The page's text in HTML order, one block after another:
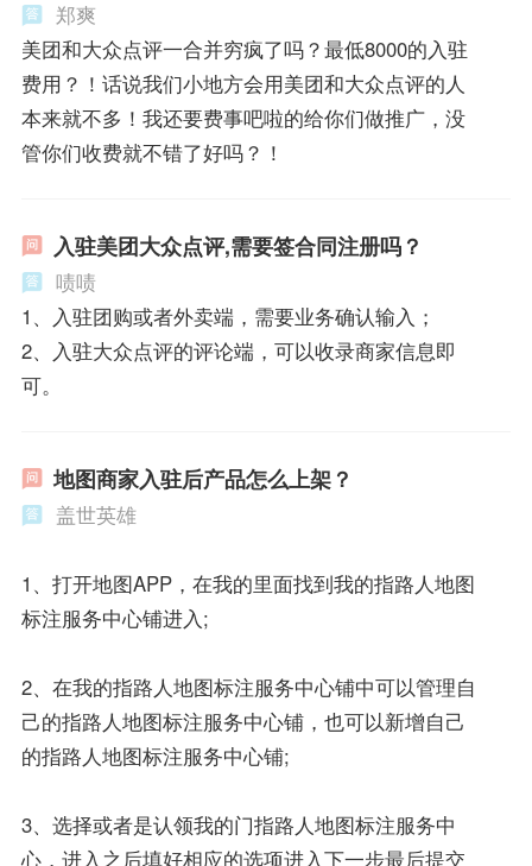
郑爽
美团和大众点评一合并穷疯了吗？最低8000的入驻
费用？！话说我们小地方会用美团和大众点评的人
本来就不多！我还要费事吧啦的给你们做推广，没
管你们收费就不错了好吗？！
入驻美团大众点评,需要签合同注册吗？
啧啧
1、入驻团购或者外卖端，需要业务确认输入；
2、入驻大众点评的评论端，可以收录商家信息即
可。
地图商家入驻后产品怎么上架？
盖世英雄
1、打开地图APP，在我的里面找到我的指路人地图
标注服务中心铺进入;
2、在我的指路人地图标注服务中心铺中可以管理自
己的指路人地图标注服务中心铺，也可以新增自己
的指路人地图标注服务中心铺;
3、选择或者是认领我的门指路人地图标注服务中
心，进入之后填好相应的选项进入下一步最后提交